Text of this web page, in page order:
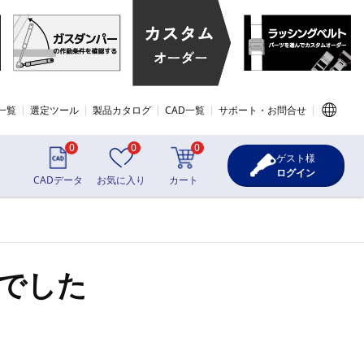
覧 選定ツール 製品カタログ CAD一覧 サポート・お問合せ
0
CADデータ
0
お気に入り
0
カート
ゲスト様
ログイン
した